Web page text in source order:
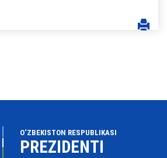
O‘ZBEKISTON RESPUBLIKASI
PREZIDENTI